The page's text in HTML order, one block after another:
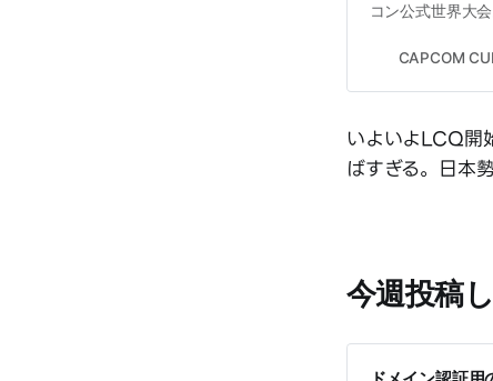
コン公式世界大
CAPCOM
いよいよLCQ開
ばすぎる。日本
今週投稿